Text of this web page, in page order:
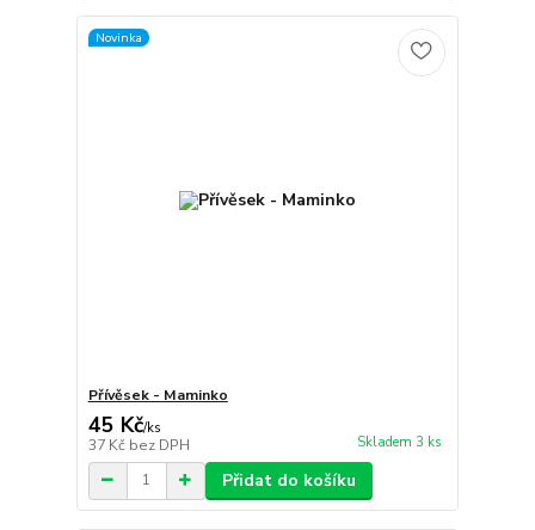
Novinka
Přívěsek - Maminko
45 Kč/ks
37 Kč bez DPH Skladem 3 ks
Přidat do košíku